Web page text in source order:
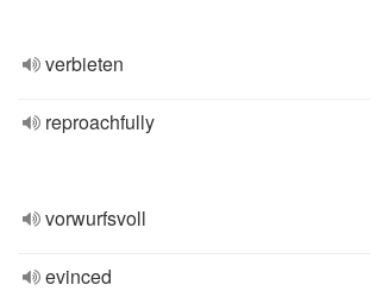
verbieten
reproachfully
vorwurfsvoll
evinced